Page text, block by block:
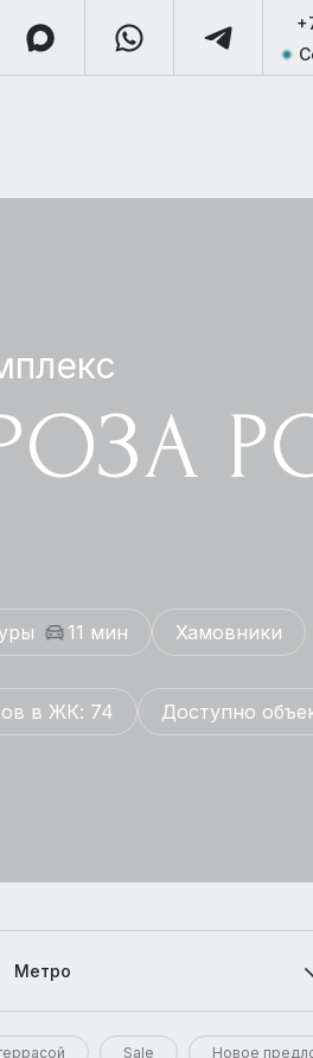
11 мин Хамовники
в ЖК: 74 Доступно
Метро
Sale Новое